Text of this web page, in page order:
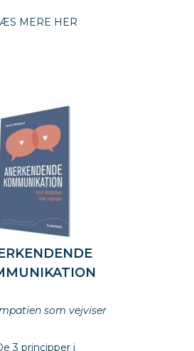
MERE HER
som vejviser
3 principper i